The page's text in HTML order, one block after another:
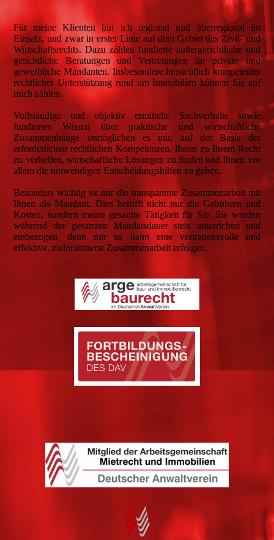
Für meine Klienten bin ich regional und überregional im
Einsatz, und zwar in erster Linie auf dem Gebiet des Zivil- und
Wirtschaftsrechts. Dazu zählen fundierte außergerichtliche und
gerichtliche Beratungen und Vertretungen für private und
gewerbliche Mandanten. Insbesondere hinsichtlich kompetenter
rechtlicher Unterstützung rund um Immobilien können Sie auf
mich zählen.
Vollständige und objektiv ermittelte Sachverhalte sowie
fundiertes Wissen über praktische und wirtschaftliche
Zusammenhänge ermöglichen es mir, auf der Basis der
erforderlichen rechtlichen Kompetenzen, Ihnen zu Ihrem Recht
zu verhelfen, wirtschaftliche Lösungen zu finden und Ihnen vor
allem die notwendigen Entscheidungshilfen zu geben.
Besonders wichtig ist mir die transparente Zusammenarbeit mit
Ihnen als Mandant. Dies betrifft nicht nur die Gebühren und
Kosten, sondern meine gesamte Tätigkeit für Sie. Sie werden
während der gesamten Mandatsdauer stets unterrichtet und
einbezogen, denn nur so kann eine vertrauensvolle und
effektive, zielorientierte Zusammenarbeit erfolgen.